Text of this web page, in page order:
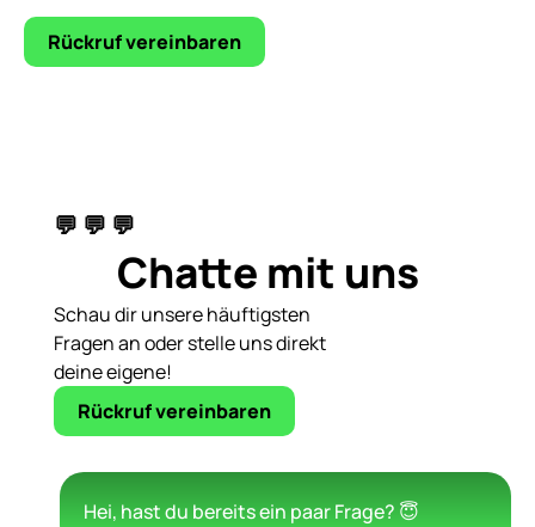
Rückruf vereinbaren
💬 💬 💬
Chatte mit uns
Schau dir unsere häuftigsten
Fragen an oder stelle uns direkt
deine eigene!
Rückruf vereinbaren
Hei, hast du bereits ein paar Frage? 😇